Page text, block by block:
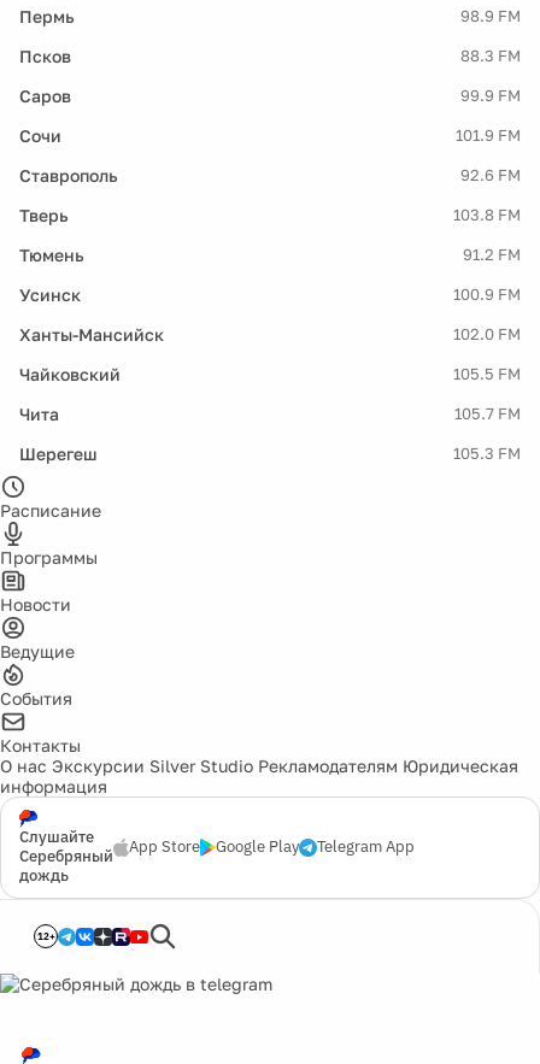
Пермь 98.9 FM
Псков 88.3 FM
Саров 99.9 FM
Сочи 101.9 FM
Ставрополь 92.6 FM
Тверь 103.8 FM
Тюмень 91.2 FM
Усинск 100.9 FM
Ханты-Мансийск 102.0 FM
Чайковский 105.5 FM
Чита 105.7 FM
Шерегеш 105.3 FM
Расписание
Программы
Новости
Ведущие
События
Контакты
О нас Экскурсии Silver Studio Рекламодателям Юридическая
информация
Слушайте
Серебряный
дождь
App Store Google Play Telegram App
12+